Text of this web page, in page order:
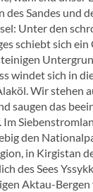
des Sandes und
Unter den
schiebt sich ein
windet sich in
Wir stehen
saugen das
den
in Kirgistan
des Sees
Aktau-Bergen